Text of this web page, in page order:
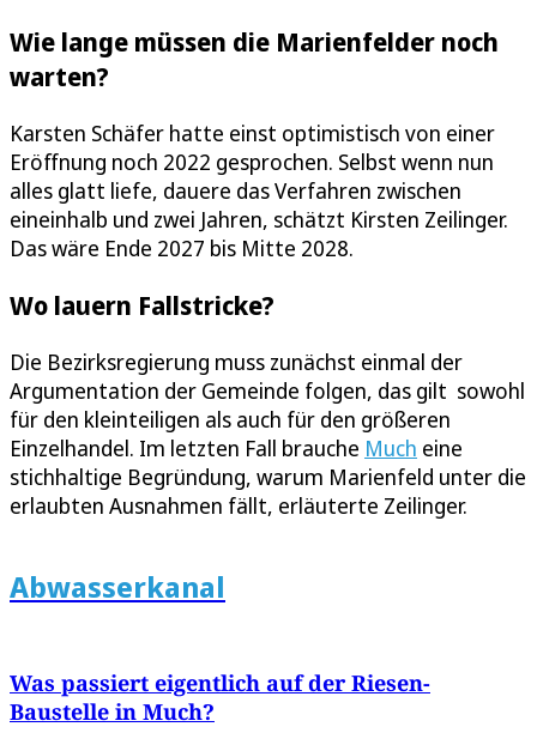
Wie lange müssen die Marienfelder noch
warten?
Karsten Schäfer hatte einst optimistisch von einer
Eröffnung noch 2022 gesprochen. Selbst wenn nun
alles glatt liefe, dauere das Verfahren zwischen
eineinhalb und zwei Jahren, schätzt Kirsten Zeilinger.
Das wäre Ende 2027 bis Mitte 2028.
Wo lauern Fallstricke?
Die Bezirksregierung muss zunächst einmal der
Argumentation der Gemeinde folgen, das gilt sowohl
für den kleinteiligen als auch für den größeren
Einzelhandel. Im letzten Fall brauche Much eine
stichhaltige Begründung, warum Marienfeld unter die
erlaubten Ausnahmen fällt, erläuterte Zeilinger.
Abwasserkanal
Was passiert eigentlich auf der Riesen-
Baustelle in Much?